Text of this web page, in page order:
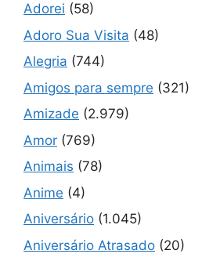
Adorei (58)
Adoro Sua Visita (48)
Alegria (744)
Amigos para sempre (321)
Amizade (2.979)
Amor (769)
Animais (78)
Anime (4)
Aniversário (1.045)
Aniversário Atrasado (20)